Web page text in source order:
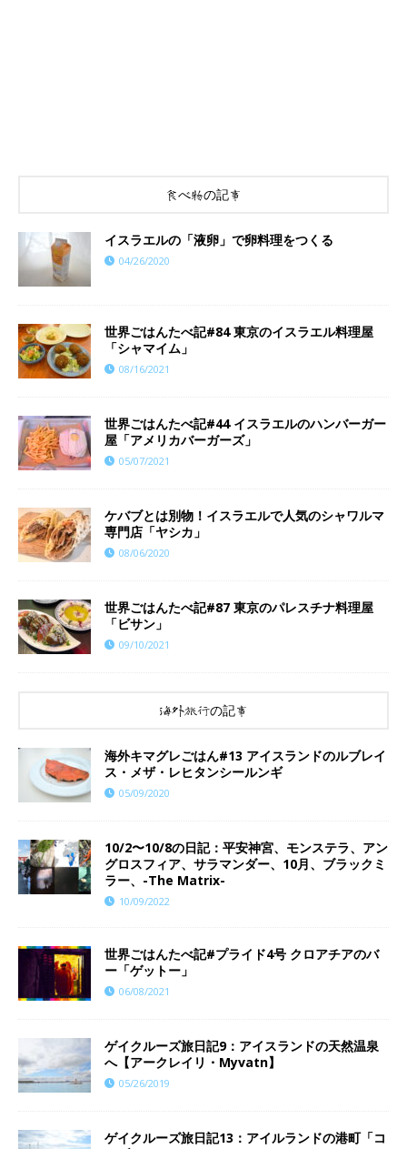
食べ物の記事
イスラエルの「液卵」で卵料理をつくる
04/26/2020
世界ごはんたべ記#84 東京のイスラエル料理屋
「シャマイム」
08/16/2021
世界ごはんたべ記#44 イスラエルのハンバーガー
屋「アメリカバーガーズ」
05/07/2021
ケバブとは別物！イスラエルで人気のシャワルマ
専門店「ヤシカ」
08/06/2020
世界ごはんたべ記#87 東京のパレスチナ料理屋
「ビサン」
09/10/2021
海外旅行の記事
海外キマグレごはん#13 アイスランドのルブレイ
ス・メザ・レヒタンシールンギ
05/09/2020
10/2〜10/8の日記：平安神宮、モンステラ、アン
グロスフィア、サラマンダー、10月、ブラックミ
ラー、-The Matrix-
10/09/2022
世界ごはんたべ記#プライド4号 クロアチアのバ
ー「ゲットー」
06/08/2021
ゲイクルーズ旅日記9：アイスランドの天然温泉
へ【アークレイリ・Myvatn】
05/26/2019
ゲイクルーズ旅日記13：アイルランドの港町「コ